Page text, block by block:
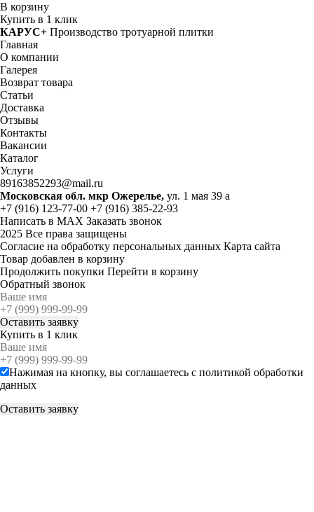
В корзину
Купить в 1 клик
КАРУС+ Производство тротуарной плитки
Главная
О компании
Галерея
Возврат товара
Статьи
Доставка
Отзывы
Контакты
Вакансии
Каталог
Услуги
89163852293@mail.ru
Московская обл. мкр Ожерелье, ул. 1 мая 39 а
+7 (916) 123-77-00 +7 (916) 385-22-93
Написать в MAX Заказать звонок
2025 Все права защищены
Согласие на обработку персональных данных Карта сайта
Товар добавлен в корзину
Продолжить покупки Перейти в корзину
Обратный звонок
Купить в 1 клик
Нажимая на кнопку, вы соглашаетесь с политикой обработки
данных